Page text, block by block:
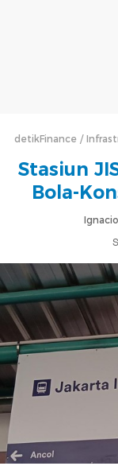
detikFinance
Stasiun
Bola-